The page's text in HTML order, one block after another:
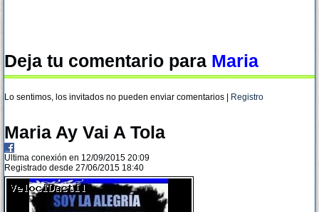
Deja tu comentario para Maria
Lo sentimos, los invitados no pueden enviar comentarios | Registro
Maria Ay Vai A Tola
Ultima conexión en 12/09/2015 20:09
Registrado desde 27/06/2015 18:40